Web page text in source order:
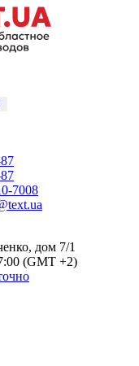
7008
дом 7/1
(GMT +2)